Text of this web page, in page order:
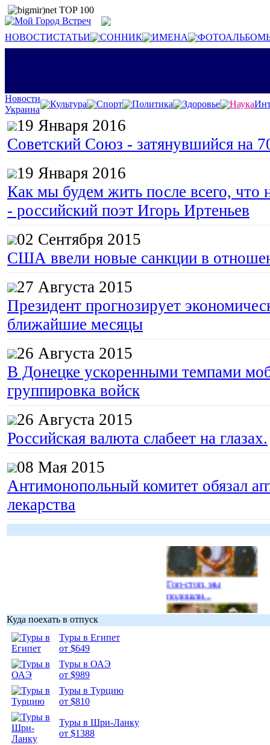
НОВОСТИСТАТЬИ СОННИК ИМЕНА
Новости
Украина
Культура Спорт Политика Здоровье Наука
19 Января 2016
Советский Союз - затянувшийся на
19 Января 2016
Как мы будем жить после всего, что
- российский поэт Игорь Иртеньев
02 Сентября 2015
США ввели новые санкции в
27 Августа 2015
Президент прогнозирует
ближайшие месяцы
26 Августа 2015
В Донецке ускоренными темпами
группировка войск
26 Августа 2015
Российская валюта слабеет на глазах.
08 Мая 2015
Антимонопольный комитет обязал
лекарства
Гоп-стоп, мы
подошли...
Куда поехать в отпуск
Туры в Египет
от $649
Туры в ОАЭ
от $989
Туры в Турцию
от $810
Туры в Шри-Ланку
от $1388